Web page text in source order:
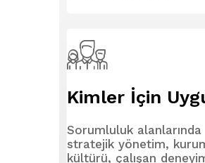
Kimler İçin
Sorumluluk alanlarında
stratejik yönetim,
kültürü, çalışan